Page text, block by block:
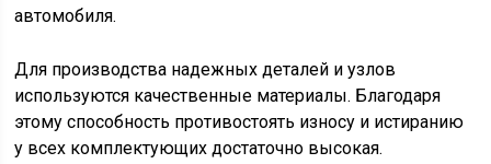
устанавливаются интеркулер и турбонаддув.
Модификации техники
Для российского рынка автопроизводитель предлагает
следующие модификации грузовиков «Хово»: